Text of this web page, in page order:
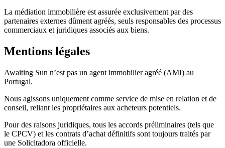
La médiation immobilière est assurée exclusivement par des
partenaires externes dûment agréés, seuls responsables des processus
commerciaux et juridiques associés aux biens.
Mentions légales
Awaiting Sun n’est pas un agent immobilier agréé (AMI) au
Portugal.
Nous agissons uniquement comme service de mise en relation et de
conseil, reliant les propriétaires aux acheteurs potentiels.
Pour des raisons juridiques, tous les accords préliminaires (tels que
le CPCV) et les contrats d’achat définitifs sont toujours traités par
une Solicitadora officielle.